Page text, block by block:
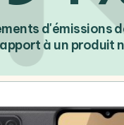
d'émissions
à un produit